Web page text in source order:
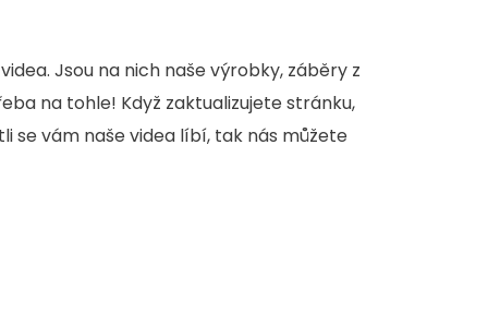
Jsou na nich naše výrobky, záběry z
na tohle! Když zaktualizujete stránku,
se vám naše videa líbí, tak nás můžete